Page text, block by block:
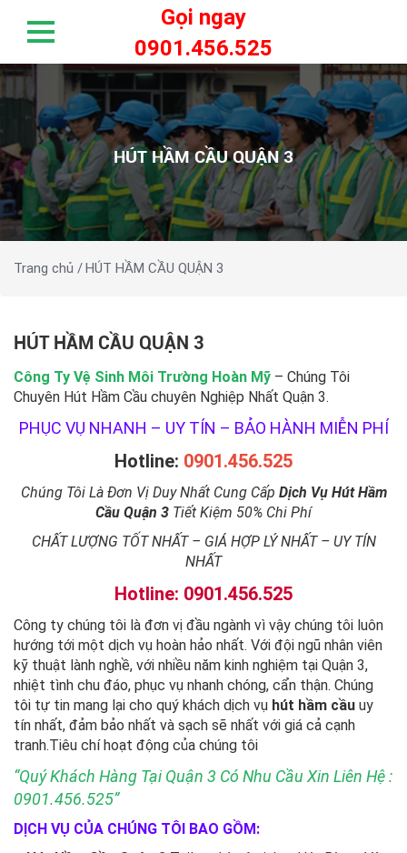
Gọi ngay
0901.456.525
HÚT HẦM CẦU QUẬN 3
Trang chủ /HÚT HẦM CẦU QUẬN 3
HÚT HẦM CẦU QUẬN 3
Công Ty Vệ Sinh Môi Trường Hoàn Mỹ – Chúng Tôi
Chuyên Hút Hầm Cầu chuyên Nghiệp Nhất Quận 3.
PHỤC VỤ NHANH – UY TÍN – BẢO HÀNH MIỄN PHÍ
Hotline: 0901.456.525
Chúng Tôi Là Đơn Vị Duy Nhất Cung Cấp Dịch Vụ Hút Hầm
Cầu Quận 3 Tiết Kiệm 50% Chi Phí
CHẤT LƯỢNG TỐT NHẤT – GIÁ HỢP LÝ NHẤT – UY TÍN
NHẤT
Hotline: 0901.456.525
Công ty chúng tôi là đơn vị đầu ngành vì vậy chúng tôi luôn
hướng tới một dịch vụ hoàn hảo nhất. Với đội ngũ nhân viên
kỹ thuật lành nghề, với nhiều năm kinh nghiệm tại Quận 3,
nhiệt tình chu đáo, phục vụ nhanh chóng, cẩn thận. Chúng
tôi tự tin mang lại cho quý khách dịch vụ hút hầm cầu uy
tín nhất, đảm bảo nhất và sạch sẽ nhất với giá cả cạnh
tranh.Tiêu chí hoạt động của chúng tôi
“Quý Khách Hàng Tại Quận 3 Có Nhu Cầu Xin Liên Hệ :
0901.456.525”
DỊCH VỤ CỦA CHÚNG TÔI BAO GỒM: